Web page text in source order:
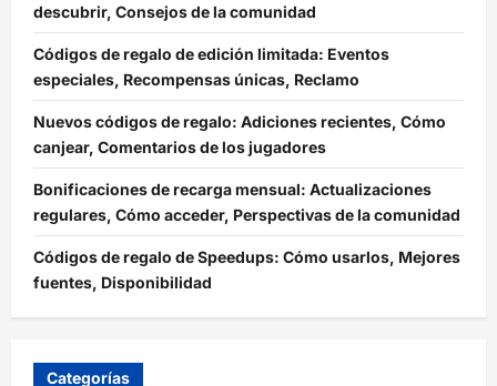
descubrir, Consejos de la comunidad
Códigos de regalo de edición limitada: Eventos
especiales, Recompensas únicas, Reclamo
Nuevos códigos de regalo: Adiciones recientes, Cómo
canjear, Comentarios de los jugadores
Bonificaciones de recarga mensual: Actualizaciones
regulares, Cómo acceder, Perspectivas de la comunidad
Códigos de regalo de Speedups: Cómo usarlos, Mejores
fuentes, Disponibilidad
Categorías